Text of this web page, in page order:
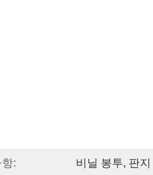
: 비닐 봉투, 판지